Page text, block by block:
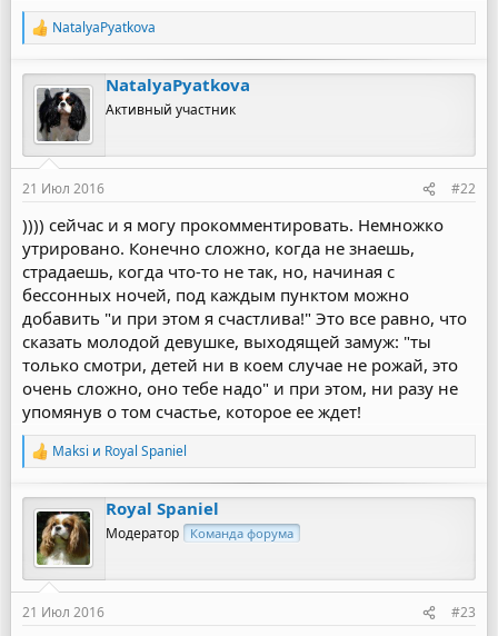
Р
а
к
ц
и
:
NatalyaPyatkova
NatalyaPyatkova
Активный участник
21 Июл 2016 #22
)))) сейчас и я могу прокомментировать. Немножко
утрировано. Конечно сложно, когда не знаешь,
страдаешь, когда что-то не так, но, начиная с
бессонных ночей, под каждым пунктом можно
добавить "и при этом я счастлива!" Это все равно, что
сказать молодой девушке, выходящей замуж: "ты
только смотри, детей ни в коем случае не рожай, это
очень сложно, оно тебе надо" и при этом, ни разу не
упомянув о том счастье, которое ее ждет!
Р
а
к
и
и
:
Maksi и Royal Spaniel
Royal Spaniel
Модератор Команда форума
21 Июл 2016 #23